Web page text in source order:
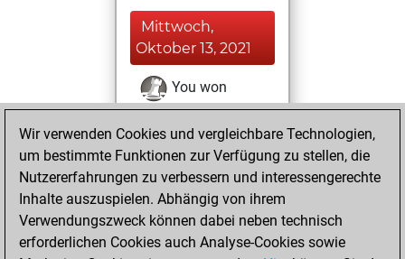
Mittwoch,
Oktober 13, 2021
You won
against Fritz
Fritz
You achieved a
BeautyScore of 124
new Elo of 1685
Dienstag,
Wir verwenden Cookies und vergleichbare Technologien,
um bestimmte Funktionen zur Verfügung zu stellen, die
Nutzererfahrungen zu verbessern und interessengerechte
Inhalte auszuspielen. Abhängig von ihrem
Verwendungszweck können dabei neben technisch
erforderlichen Cookies auch Analyse-Cookies sowie